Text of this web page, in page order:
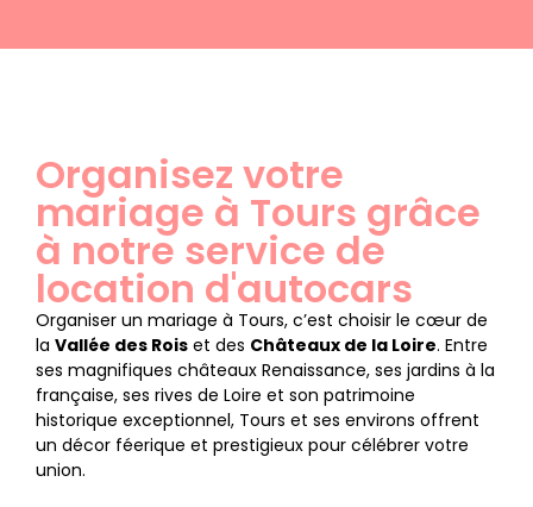
Organisez votre
mariage à Tours grâce
à notre service de
location d'autocars
Organiser un mariage à Tours, c’est choisir le cœur de
la Vallée des Rois et des Châteaux de la Loire. Entre
ses magnifiques châteaux Renaissance, ses jardins à la
française, ses rives de Loire et son patrimoine
historique exceptionnel, Tours et ses environs offrent
un décor féerique et prestigieux pour célébrer votre
union.